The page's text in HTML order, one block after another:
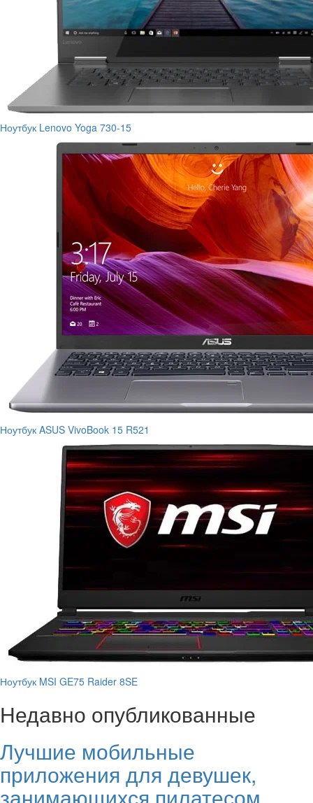
Ноутбук Lenovo Yoga 730-15
Ноутбук ASUS VivoBook 15 R521
Ноутбук MSI GE75 Raider 8SE
Недавно опубликованные
Лучшие мобильные
приложения для девушек,